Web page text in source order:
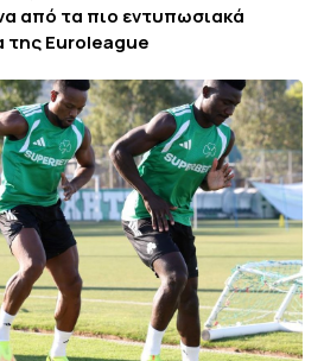
από τα πιο εντυπωσιακά
της Euroleague